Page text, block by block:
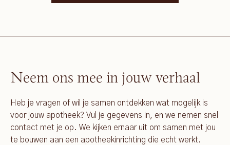
Neem ons mee in jouw verhaal
Heb je vragen of wil je samen ontdekken wat mogelijk is
voor jouw apotheek? Vul je gegevens in, en we nemen snel
contact met je op. We kijken ernaar uit om samen met jou
te bouwen aan een apotheekinrichting die echt werkt.